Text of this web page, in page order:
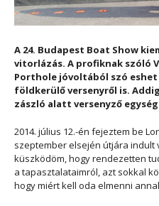
A 24. Budapest Boat Show
vitorlázás. A profiknak szóló
Porthole jóvoltából szó
földkerülő versenyről is.
zászló alatt versenyző
2014. július 12.-én fejeztem be
szeptember elsején útjára indult
küszködöm, hogy rendezetten
a tapasztalataimról, azt sokkal
hogy miért kell oda elmenni